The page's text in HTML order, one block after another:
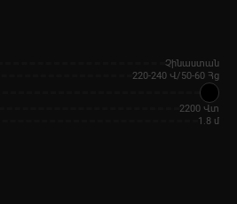
Չինաստան
220-240 Վ/50-60 Հց
2200 Վտ
1.8 մ